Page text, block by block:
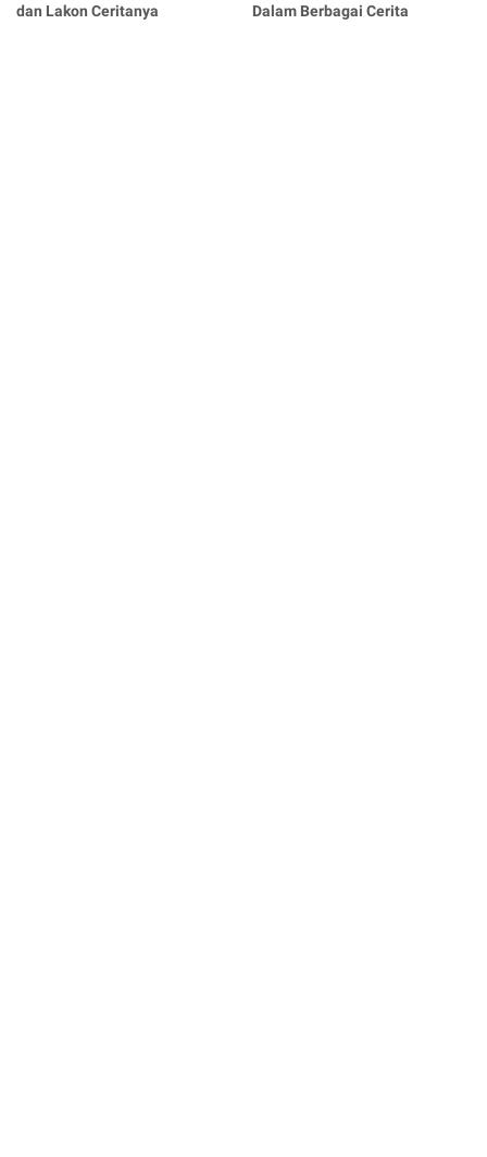
dan Lakon Ceritanya Dalam Berbagai Cerita